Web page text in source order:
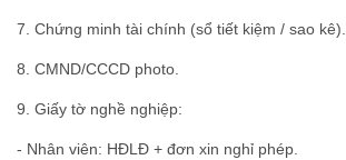
7. Chứng minh tài chính (sổ tiết kiệm / sao kê).
8. CMND/CCCD photo.
9. Giấy tờ nghề nghiệp:
- Nhân viên: HĐLĐ + đơn xin nghỉ phép.